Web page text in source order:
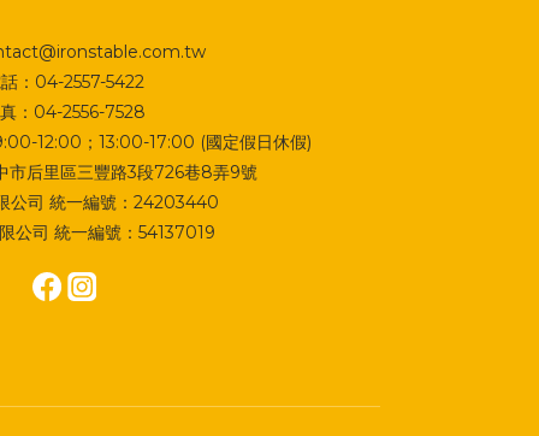
：04-2557-5422
：04-2556-7528
12:00；13:00-17:00 (國定假日休假)
市后里區三豐路3段726巷8弄9號
公司 統一編號：24203440
公司 統一編號：54137019